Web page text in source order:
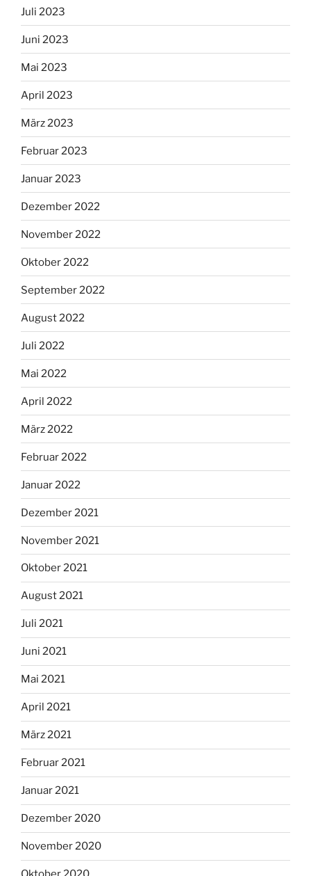
Juli 2023
Juni 2023
Mai 2023
April 2023
März 2023
Februar 2023
Januar 2023
Dezember 2022
November 2022
Oktober 2022
September 2022
August 2022
Juli 2022
Mai 2022
April 2022
März 2022
Februar 2022
Januar 2022
Dezember 2021
November 2021
Oktober 2021
August 2021
Juli 2021
Juni 2021
Mai 2021
April 2021
März 2021
Februar 2021
Januar 2021
Dezember 2020
November 2020